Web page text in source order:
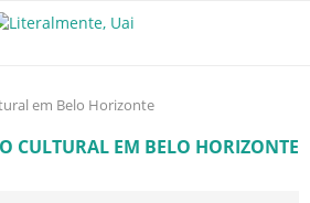
em Belo Horizonte
CULTURAL EM BELO HORIZONTE